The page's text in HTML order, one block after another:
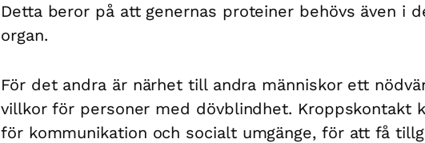
Detta beror på att genernas proteiner behövs även i
organ.
För det andra är närhet till andra människor ett
villkor för personer med dövblindhet. Kroppskontakt
för kommunikation och socialt umgänge, för att få